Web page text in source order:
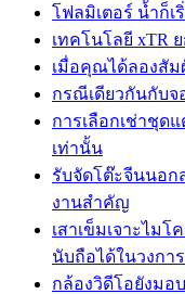
โฟลมิเตอร์ น้ำก็
เทคโนโลยี xTR
เมื่อคุณได้ลองสั
กรณีเดียวกันกับจ
การเลือกเช่าชุด
เท่านั้น
รับจัดโต๊ะจีนนอ
งานสำคัญ
เสาเข็มเจาะไม
นับถือได้ในวงกา
กล้องวิดีโอยังมอ